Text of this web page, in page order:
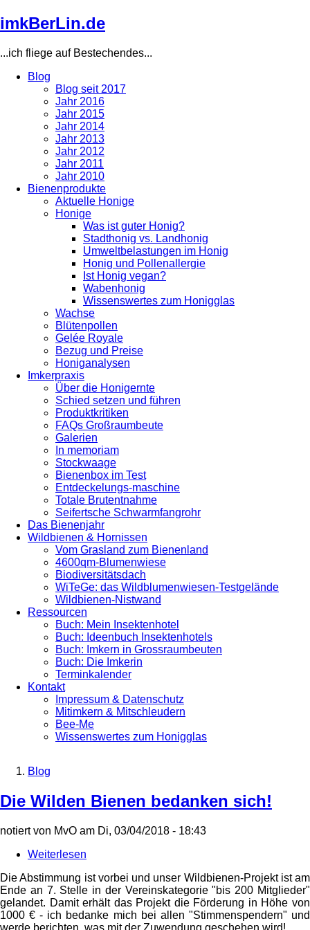
Direkt
zum
imkBerLin.de
...ich fliege auf Bestechendes...
navigation
Blog
Blog seit 2017
Jahr 2016
Jahr 2015
Jahr 2014
Jahr 2013
Jahr 2012
Jahr 2011
Jahr 2010
Bienenprodukte
Aktuelle Honige
Honige
Was ist guter Honig?
Stadthonig vs. Landhonig
Umweltbelastungen im Honig
Honig und Pollenallergie
Ist Honig vegan?
Wabenhonig
Wissenswertes zum Honigglas
Wachse
Blütenpollen
Gelée Royale
Bezug und Preise
Honiganalysen
Imkerpraxis
Über die Honigernte
Schied setzen und führen
Produktkritiken
FAQs Großraumbeute
Galerien
In memoriam
Stockwaage
Bienenbox im Test
Entdeckelungs-maschine
Totale Brutentnahme
Seifertsche Schwarmfangrohr
Das Bienenjahr
Wildbienen & Hornissen
Vom Grasland zum Bienenland
4600qm-Blumenwiese
Biodiversitätsdach
WiTeGe: das Wildblumenwiesen-Testgelände
Wildbienen-Nistwand
Ressourcen
Buch: Mein Insektenhotel
Buch: Ideenbuch Insektenhotels
Buch: Imkern in Grossraumbeuten
Buch: Die Imkerin
Terminkalender
Kontakt
Impressum & Datenschutz
Mitimkern & Mitschleudern
Bee-Me
Wissenswertes zum Honigglas
Blog
Die Wilden Bienen bedanken sich!
notiert von MvO am Di, 03/04/2018 - 18:43
Weiterlesen
Wilden
Bienen
bedanken
sich!
Die Abstimmung ist vorbei und unser Wildbienen-Projekt ist am
Ende an 7. Stelle in der Vereinskategorie "bis 200 Mitglieder"
gelandet. Damit erhält das Projekt die Förderung in Höhe von
1000 € - ich bedanke mich bei allen "Stimmenspendern" und
werde berichten, was mit der Zuwendung geschehen wird!